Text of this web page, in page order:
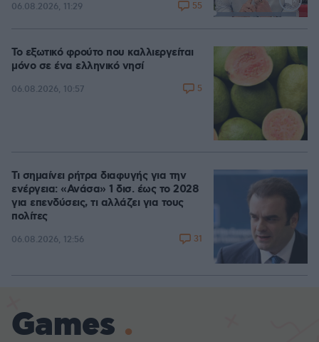
Loaded
06.08.2026, 11:29 55
Το εξωτικό φρούτο που καλλιεργείται
μόνο σε ένα ελληνικό νησί
06.08.2026, 10:57 5
Τι σημαίνει ρήτρα διαφυγής για την
ενέργεια: «Ανάσα» 1 δισ. έως το 2028
για επενδύσεις, τι αλλάζει για τους
πολίτες
06.08.2026, 12:56 31
Games